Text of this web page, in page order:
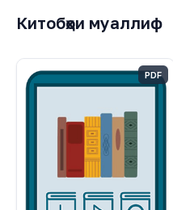
Китобҳои муаллиф
PDF